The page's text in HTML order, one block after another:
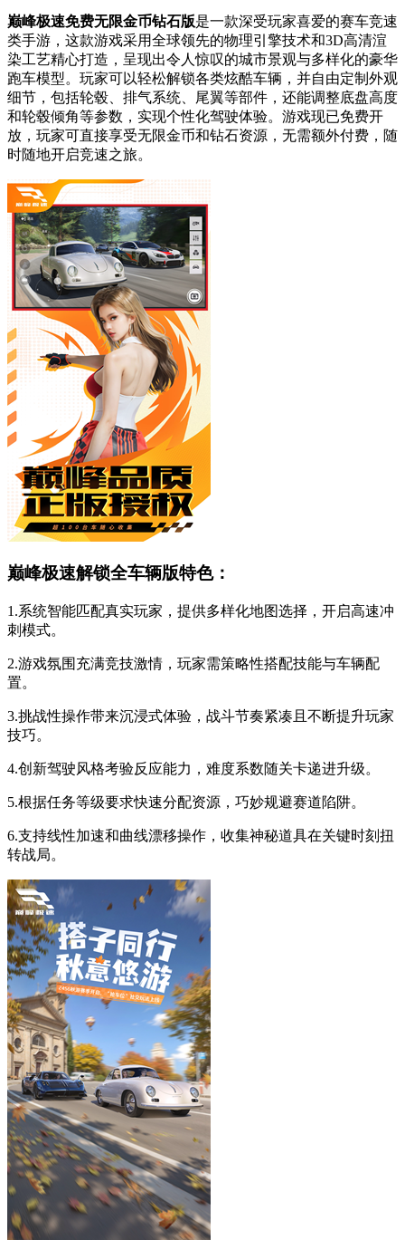
巅峰极速免费无限金币钻石版是一款深受玩家喜爱的赛车竞速
类手游，这款游戏采用全球领先的物理引擎技术和3D高清渲
染工艺精心打造，呈现出令人惊叹的城市景观与多样化的豪华
跑车模型。玩家可以轻松解锁各类炫酷车辆，并自由定制外观
细节，包括轮毂、排气系统、尾翼等部件，还能调整底盘高度
和轮毂倾角等参数，实现个性化驾驶体验。游戏现已免费开
放，玩家可直接享受无限金币和钻石资源，无需额外付费，随
时随地开启竞速之旅。
巅峰极速解锁全车辆版特色：
1.系统智能匹配真实玩家，提供多样化地图选择，开启高速冲
刺模式。
2.游戏氛围充满竞技激情，玩家需策略性搭配技能与车辆配
置。
3.挑战性操作带来沉浸式体验，战斗节奏紧凑且不断提升玩家
技巧。
4.创新驾驶风格考验反应能力，难度系数随关卡递进升级。
5.根据任务等级要求快速分配资源，巧妙规避赛道陷阱。
6.支持线性加速和曲线漂移操作，收集神秘道具在关键时刻扭
转战局。